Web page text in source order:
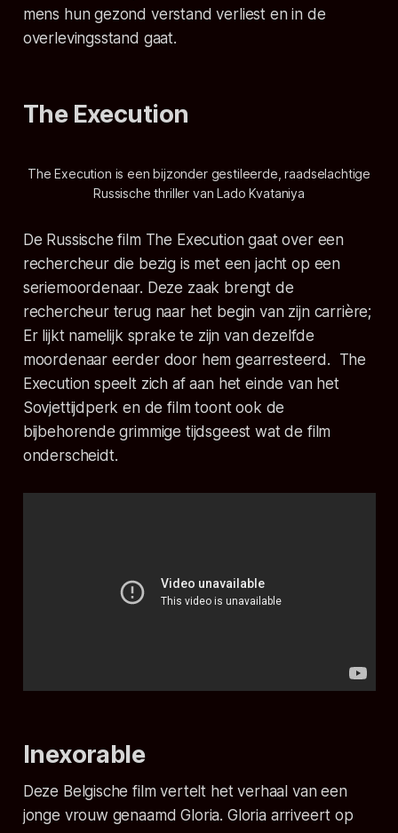
mens hun gezond verstand verliest en in de
overlevingsstand gaat.
The Execution
The Execution is een bijzonder gestileerde, raadselachtige
Russische thriller van Lado Kvataniya
De Russische film The Execution gaat over een
rechercheur die bezig is met een jacht op een
seriemoordenaar. Deze zaak brengt de
rechercheur terug naar het begin van zijn carrière;
Er lijkt namelijk sprake te zijn van dezelfde
moordenaar eerder door hem gearresteerd. The
Execution speelt zich af aan het einde van het
Sovjettijdperk en de film toont ook de
bijbehorende grimmige tijdsgeest wat de film
onderscheidt.
Inexorable
Deze Belgische film vertelt het verhaal van een
jonge vrouw genaamd Gloria. Gloria arriveert op